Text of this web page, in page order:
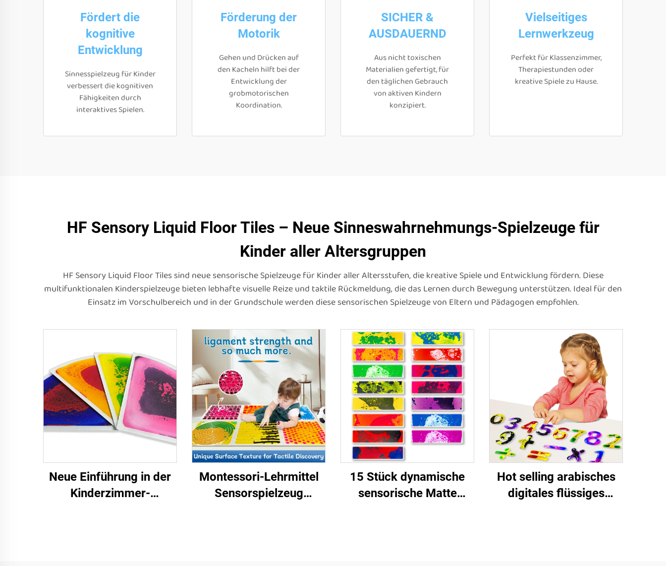
Fördert die
kognitive
Entwicklung
Sinnesspielzeug für Kinder
verbessert die kognitiven
Fähigkeiten durch
interaktives Spielen.
Förderung der
Motorik
Gehen und Drücken auf
den Kacheln hilft bei der
Entwicklung der
grobmotorischen
Koordination.
SICHER &
AUSDAUERND
Aus nicht toxischen
Materialien gefertigt, für
den täglichen Gebrauch
von aktiven Kindern
konzipiert.
Vielseitiges
Lernwerkzeug
Perfekt für Klassenzimmer,
Therapiestunden oder
kreative Spiele zu Hause.
HF Sensory Liquid Floor Tiles – Neue Sinneswahrnehmungs-Spielzeuge für
Kinder aller Altersgruppen
HF Sensory Liquid Floor Tiles sind neue sensorische Spielzeuge für Kinder aller Altersstufen, die kreative Spiele und Entwicklung fördern. Diese
multifunktionalen Kinderspielzeuge bieten lebhafte visuelle Reize und taktile Rückmeldung, die das Lernen durch Bewegung unterstützen. Ideal für den
Einsatz im Vorschulbereich und in der Grundschule werden diese sensorischen Spielzeuge von Eltern und Pädagogen empfohlen.
Neue Einführung in der
Kinderzimmer-
Montessori-Lehrmittel
Sensorspielzeug
15 Stück dynamische
sensorische Matte
Hot selling arabisches
digitales flüssiges